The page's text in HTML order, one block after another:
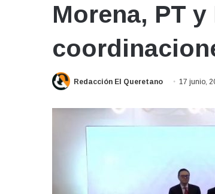
Morena, PT
Redacción El Queretano 17 junio,